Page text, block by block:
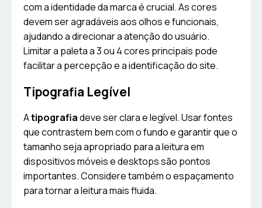
com a identidade da marca é crucial. As cores
devem ser agradáveis aos olhos e funcionais,
ajudando a direcionar a atenção do usuário.
Limitar a paleta a 3 ou 4 cores principais pode
facilitar a percepção e a identificação do site.
Tipografia Legível
Atipografiadeve ser clara e legível. Usar fontes
que contrastem bem com o fundo e garantir que o
tamanho seja apropriado para a leitura em
dispositivos móveis e desktops são pontos
importantes. Considere também o espaçamento
para tornar a leitura mais fluida.